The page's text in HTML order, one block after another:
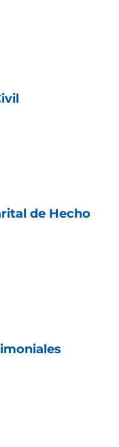
de Hecho